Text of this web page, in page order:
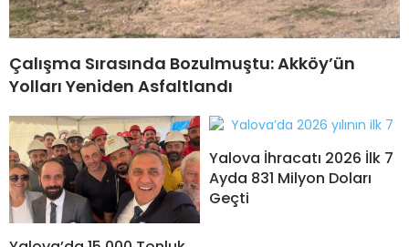
Çalışma Sırasında Bozulmuştu: Akköy’ün
Yolları Yeniden Asfaltlandı
Yalova İhracatı 2026 İlk 7
Ayda 831 Milyon Doları
Geçti